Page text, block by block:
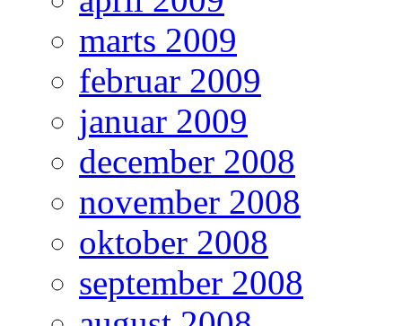
marts 2009
februar 2009
januar 2009
december 2008
november 2008
oktober 2008
september 2008